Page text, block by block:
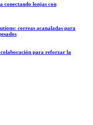
conectando lonjas con
correas acanaladas para
colaboración para reforzar la